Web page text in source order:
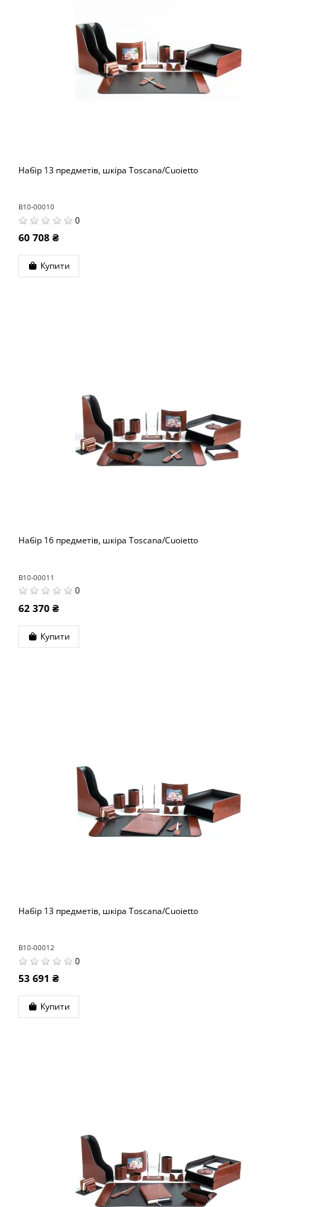
Набір 13 предметів, шкіра Toscana/Cuoietto
B10-00010
0
60 708 ₴
Купити
Набір 16 предметів, шкіра Toscana/Cuoietto
B10-00011
0
62 370 ₴
Купити
Набір 13 предметів, шкіра Toscana/Cuoietto
B10-00012
0
53 691 ₴
Купити